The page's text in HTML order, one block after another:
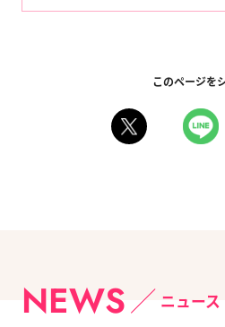
このページを
NEWS ニュース